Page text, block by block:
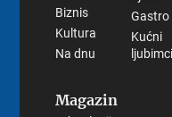
Biznis
Kultura
Na dnu
Magazin
Gastro
Kućni
ljubimci